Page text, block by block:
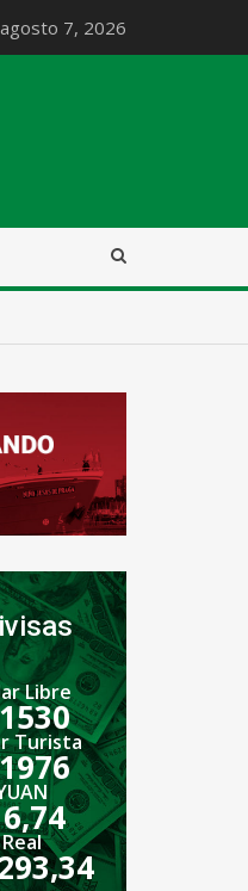
7, 2026
Libre
Turista
Real